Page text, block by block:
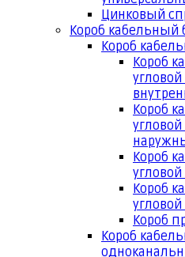
Цинковый
Короб кабельный
Короб
Короб
Короб
Короб
Короб
Короб
Короб